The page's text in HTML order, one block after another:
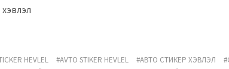
HEVLEL AVTO STIKER HEVLEL АВТО СТИКЕР ХЭВЛЭЛ